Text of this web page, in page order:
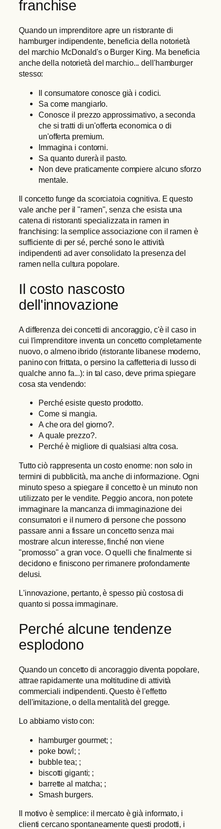
franchise
Quando un imprenditore apre un ristorante di
hamburger indipendente, beneficia della notorietà
del marchio McDonald's o Burger King. Ma beneficia
anche della notorietà del marchio... dell'hamburger
stesso:
Il consumatore conosce già i codici.
Sa come mangiarlo.
Conosce il prezzo approssimativo, a seconda
che si tratti di un'offerta economica o di
un'offerta premium.
Immagina i contorni.
Sa quanto durerà il pasto.
Non deve praticamente compiere alcuno sforzo
mentale.
Il concetto funge da scorciatoia cognitiva. E questo
vale anche per il "ramen", senza che esista una
catena di ristoranti specializzata in ramen in
franchising: la semplice associazione con il ramen è
sufficiente di per sé, perché sono le attività
indipendenti ad aver consolidato la presenza del
ramen nella cultura popolare.
Il costo nascosto
dell'innovazione
A differenza dei concetti di ancoraggio, c'è il caso in
cui l'imprenditore inventa un concetto completamente
nuovo, o almeno ibrido (ristorante libanese moderno,
panino con frittata, o persino la caffetteria di lusso di
qualche anno fa...): in tal caso, deve prima spiegare
cosa sta vendendo:
Perché esiste questo prodotto.
Come si mangia.
A che ora del giorno?.
A quale prezzo?.
Perché è migliore di qualsiasi altra cosa.
Tutto ciò rappresenta un costo enorme: non solo in
termini di pubblicità, ma anche di informazione. Ogni
minuto speso a spiegare il concetto è un minuto non
utilizzato per le vendite. Peggio ancora, non potete
immaginare la mancanza di immaginazione dei
consumatori e il numero di persone che possono
passare anni a fissare un concetto senza mai
mostrare alcun interesse, finché non viene
"promosso" a gran voce. O quelli che finalmente si
decidono e finiscono per rimanere profondamente
delusi.
L'innovazione, pertanto, è spesso più costosa di
quanto si possa immaginare.
Perché alcune tendenze
esplodono
Quando un concetto di ancoraggio diventa popolare,
attrae rapidamente una moltitudine di attività
commerciali indipendenti. Questo è l'effetto
dell'imitazione, o della mentalità del gregge.
Lo abbiamo visto con:
hamburger gourmet; ;
poke bowl; ;
bubble tea; ;
biscotti giganti; ;
barrette al matcha; ;
Smash burgers.
Il motivo è semplice: il mercato è già informato, i
clienti cercano spontaneamente questi prodotti, i